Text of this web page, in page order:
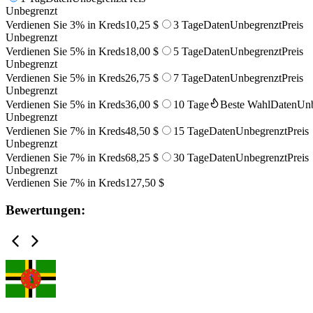
Unbegrenzt
Verdienen Sie 3% in Kreds10,25 $ 3 TageDatenUnbegrenztPreis
Unbegrenzt
Verdienen Sie 5% in Kreds18,00 $ 5 TageDatenUnbegrenztPreis
Unbegrenzt
Verdienen Sie 5% in Kreds26,75 $ 7 TageDatenUnbegrenztPreis
Unbegrenzt
Verdienen Sie 5% in Kreds36,00 $ 10 Tage Beste WahlDaten
Unbegrenzt
Verdienen Sie 7% in Kreds48,50 $ 15 TageDatenUnbegrenztPreis
Unbegrenzt
Verdienen Sie 7% in Kreds68,25 $ 30 TageDatenUnbegrenztPreis
Unbegrenzt
Verdienen Sie 7% in Kreds127,50 $
Bewertungen: